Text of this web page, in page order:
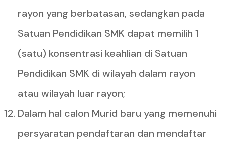
rayon yang berbatasan, sedangkan pada
Satuan Pendidikan SMK dapat memilih 1
(satu) konsentrasi keahlian di Satuan
Pendidikan SMK di wilayah dalam rayon
atau wilayah luar rayon;
Dalam hal calon Murid baru yang memenuhi
persyaratan pendaftaran dan mendaftar